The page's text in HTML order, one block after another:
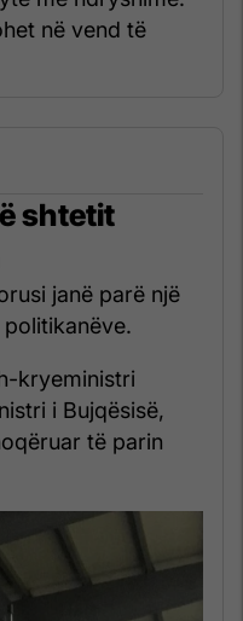
në vend të
shtetit
janë parë një
kryeministri
i Bujqësisë,
të parin